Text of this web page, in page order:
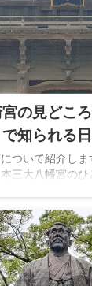
宮の見どこ
で知られる
ついて紹介し
三大八幡宮のひ